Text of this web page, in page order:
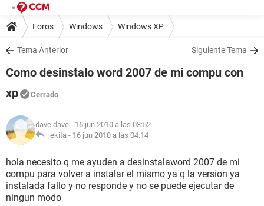
Foros Windows Windows XP
Tema Anterior Siguiente Tema
Como desinstalo word 2007 de mi compu con
xp
Cerrado
dave dave - 16 jun 2010 a las 03:52
jekita - 16 jun 2010 a las 04:14
hola necesito q me ayuden a desinstalaword 2007 de mi
compu para volver a instalar el mismo ya q la version ya
instalada fallo y no responde y no se puede ejecutar de
ningun modo